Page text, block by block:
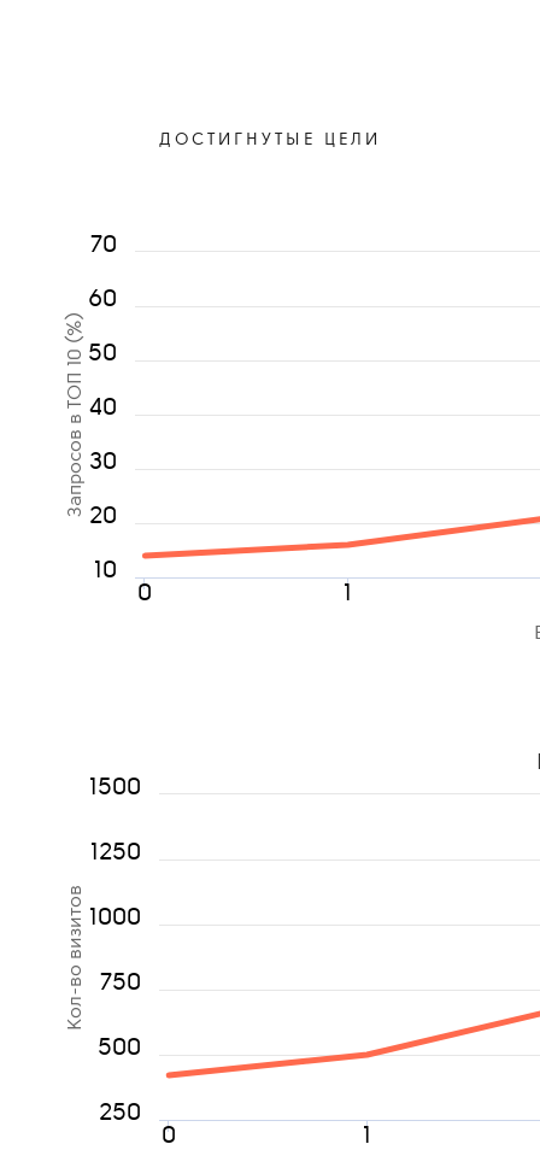
ДОСТИГНУТЫЕ ЦЕЛИ
Запросов в ТОП 10 (%)
0 1
10
20
30
40
50
60
70
Кол-во визитов
0 1
250
500
750
1000
1250
1500